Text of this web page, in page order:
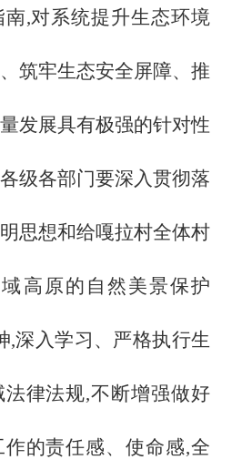
,对系统提升生态环境
筑牢生态安全屏障、推
发展具有极强的针对性
级各部门要深入贯彻落
思想和给嘎拉村全体村
高原的自然美景保护
,深入学习、严格执行生
律法规,不断增强做好
的责任感、使命感,全